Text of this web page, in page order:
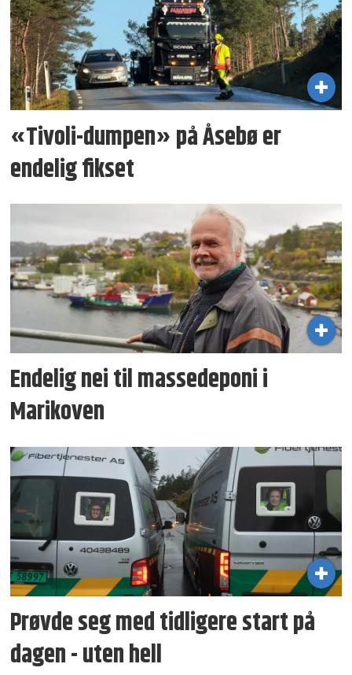
«Tivoli-dumpen» på Åsebø er
endelig fikset
Endelig nei til masse­deponi i
Marikoven
Prøvde seg med tidligere start på
dagen - uten hell